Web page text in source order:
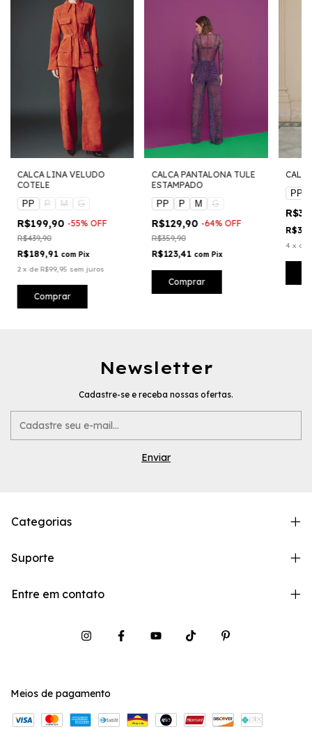
CALCA LINA VELUDO
COTELE
PP
P M G
R$199,90 -55% OFF
R$439,90
R$189,91 com Pix
2 x de R$99,95 sem juros
Comprar
CALCA PANTALONA TULE
ESTAMPADO
PP
P M G
R$129,90 -64% OFF
R$359,90
R$123,41 com Pix
Comprar
PP
4 x de
Newsletter
Cadastre-se e receba nossas ofertas.
Categorias
Suporte
Entre em contato
Meios de pagamento